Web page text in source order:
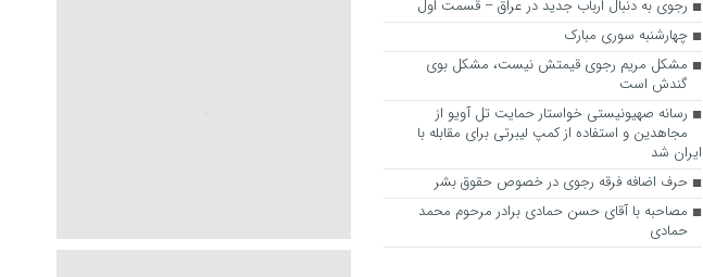
رجوی به دنبال ارباب جدید در عراق – قسمت اول
چهارشنبه سوری مبارک
مشکل مریم رجوی قیمتش نیست، مشکل بوی
گندش است
رسانه صهیونیستی خواستار حمایت تل آویو از
مجاهدین و استفاده از کمپ لیبرتی برای مقابله با
ایران شد
حرف اضافه فرقه رجوی در خصوص حقوق بشر
مصاحبه با آقای حسن حمادی برادر مرحوم محمد
حمادی